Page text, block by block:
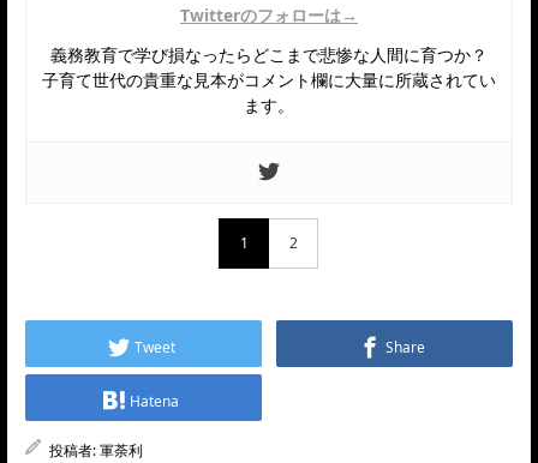
Twitterのフォローは→
義務教育で学び損なったらどこまで悲惨な人間に育つか？
子育て世代の貴重な見本がコメント欄に大量に所蔵されてい
ます。
1 2
Tweet Share
Hatena
投稿者:軍荼利